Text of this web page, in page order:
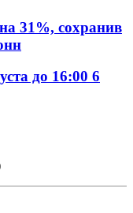
31%, сохранив
до 16:00 6